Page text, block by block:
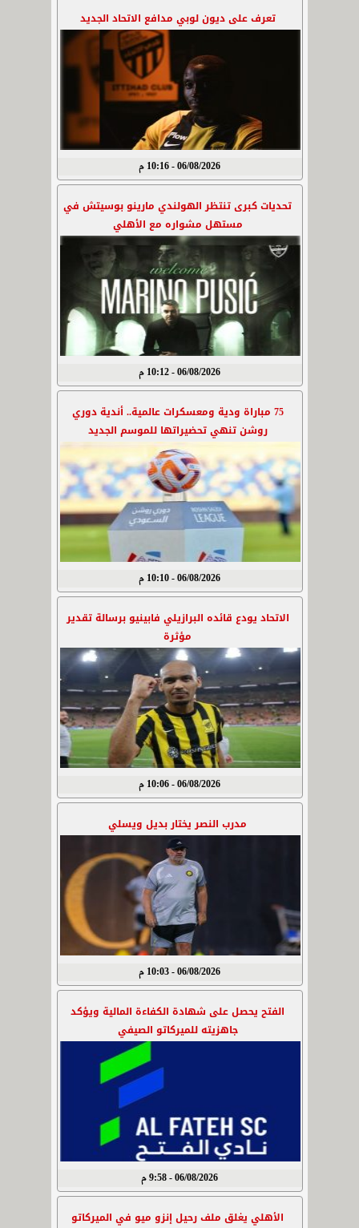
تعرف على ديون لوبي مدافع الاتحاد الجديد
06/08/2026 - 10:16 م
تحديات كبرى تنتظر الهولندي مارينو بوسيتش في
مستهل مشواره مع الأهلي
06/08/2026 - 10:12 م
75 مباراة ودية ومعسكرات عالمية.. أندية دوري
روشن تنهي تحضيراتها للموسم الجديد
06/08/2026 - 10:10 م
الاتحاد يودع قائده البرازيلي فابينيو برسالة تقدير
مؤثرة
06/08/2026 - 10:06 م
مدرب النصر يختار بديل ويسلي
06/08/2026 - 10:03 م
الفتح يحصل على شهادة الكفاءة المالية ويؤكد
جاهزيته للميركاتو الصيفي
06/08/2026 - 9:58 م
الأهلي يغلق ملف رحيل إنزو ميو في الميركاتو